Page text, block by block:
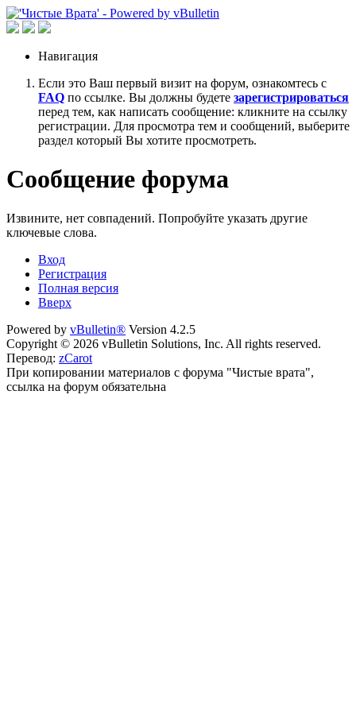
Навигация
Если это Ваш первый визит на форум, ознакомтесь с
FAQ по ссылке. Вы должны будете зарегистрироваться
перед тем, как написать сообщение: кликните на ссылку
регистрации. Для просмотра тем и сообщений, выберите
раздел который Вы хотите просмотреть.
Сообщение форума
Извините, нет совпадений. Попробуйте указать другие
ключевые слова.
Вход
Регистрация
Полная версия
Вверх
Powered by vBulletin® Version 4.2.5
Copyright © 2026 vBulletin Solutions, Inc. All rights reserved.
Перевод: zCarot
При копировании материалов с форума "Чистые врата",
ссылка на форум обязательна